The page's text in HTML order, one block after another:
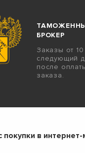
БРОКЕР
Заказы от 10
следующий
после
заказа.
покупки в интернет-